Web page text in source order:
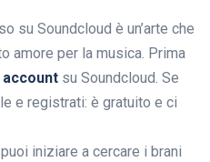
su Soundcloud è un’arte che
amore per la musica. Prima
account su Soundcloud. Se
e registrati: è gratuito e ci
iniziare a cercare i brani